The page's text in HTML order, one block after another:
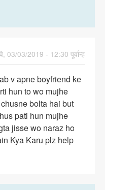
03/03/2019 - 12:30 पूर्वान्ह
v apne boyfriend ke
hun to wo mujhe
bolta hai but
pati hun mujhe
jisse wo naraz ho
Kya Karu plz help